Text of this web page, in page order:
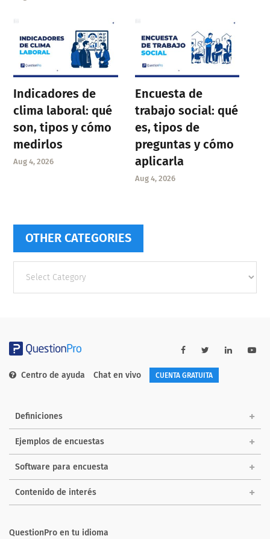
Indicadores de
clima laboral: qué
son, tipos y cómo
medirlos
Aug 4, 2026
Encuesta de
trabajo social: qué
es, tipos de
preguntas y cómo
aplicarla
Aug 4, 2026
OTHER CATEGORIES
categories
Centro de ayuda Chat en vivo CUENTA GRATUITA
Definiciones
Ejemplos de encuestas
Software para encuesta
Contenido de interés
QuestionPro en tu idioma